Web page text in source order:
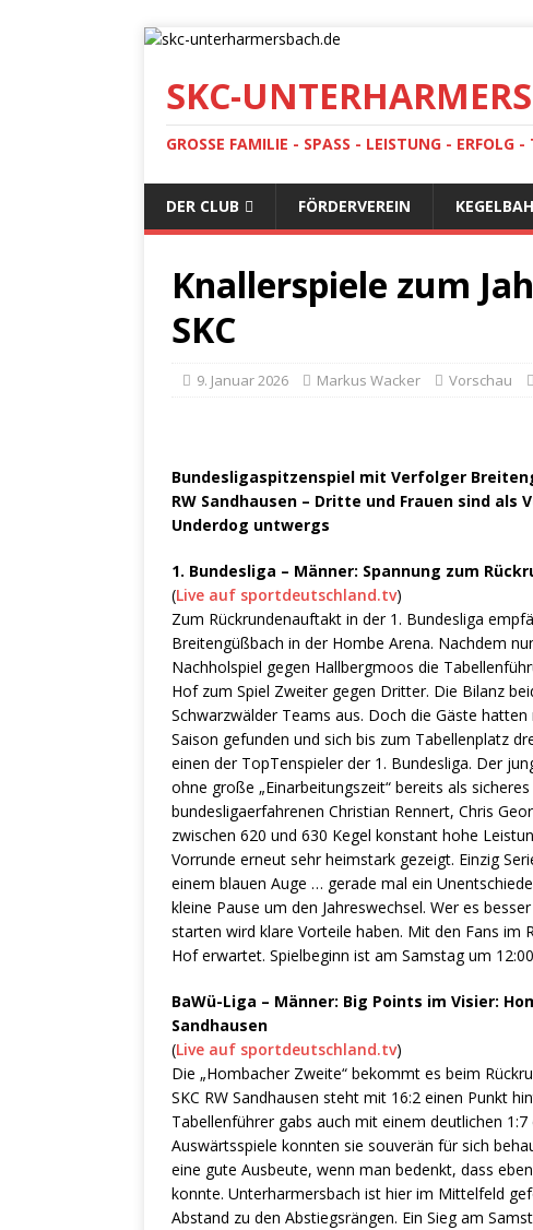
SKC-
GROSSE FAMILIE - SPASS - LEISTUNG - ERFOLG -
DER CLUB FÖRDERVEREIN
Knallerspiele zum
SKC
9. Januar 2026 Markus Wacker Vorschau
Bundesligaspitzenspiel mit Verfolger
RW Sandhausen – Dritte und Frauen sind
Underdog untwergs
1. Bundesliga – Männer: Spannung zum
(Live auf sportdeutschland.tv)
Zum Rückrundenauftakt in der 1. Bundesliga
Breitengüßbach in der Hombe Arena. Nachdem
Nachholspiel gegen Hallbergmoos die
Hof zum Spiel Zweiter gegen Dritter. Die Bilanz
Schwarzwälder Teams aus. Doch die Gäste
Saison gefunden und sich bis zum Tabellenplatz
einen der TopTenspieler der 1. Bundesliga. Der
ohne große „Einarbeitungszeit“ bereits als
bundesligaerfahrenen Christian Rennert, Chris
zwischen 620 und 630 Kegel konstant hohe
Vorrunde erneut sehr heimstark gezeigt. Einzig
einem blauen Auge … gerade mal ein
kleine Pause um den Jahreswechsel. Wer es
starten wird klare Vorteile haben. Mit den Fans im
Hof erwartet. Spielbeginn ist am Samstag um
BaWü-Liga – Männer: Big Points im Visier:
Sandhausen
(Live auf sportdeutschland.tv)
Die „Hombacher Zweite“ bekommt es beim
SKC RW Sandhausen steht mit 16:2 einen Punkt
Tabellenführer gabs auch mit einem deutlichen
Auswärtsspiele konnten sie souverän für sich
eine gute Ausbeute, wenn man bedenkt, dass
konnte. Unterharmersbach ist hier im Mittelfeld
Abstand zu den Abstiegsrängen. Ein Sieg am